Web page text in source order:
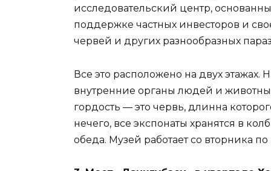
исследовательский центр,
поддержке частных инвесторов и
червей и других разнообразных
Все это расположено на двух
внутренние органы людей и
гордость — это червь, длинна
нечего, все экспонаты хранятся в
обеда. Музей работает со вторника